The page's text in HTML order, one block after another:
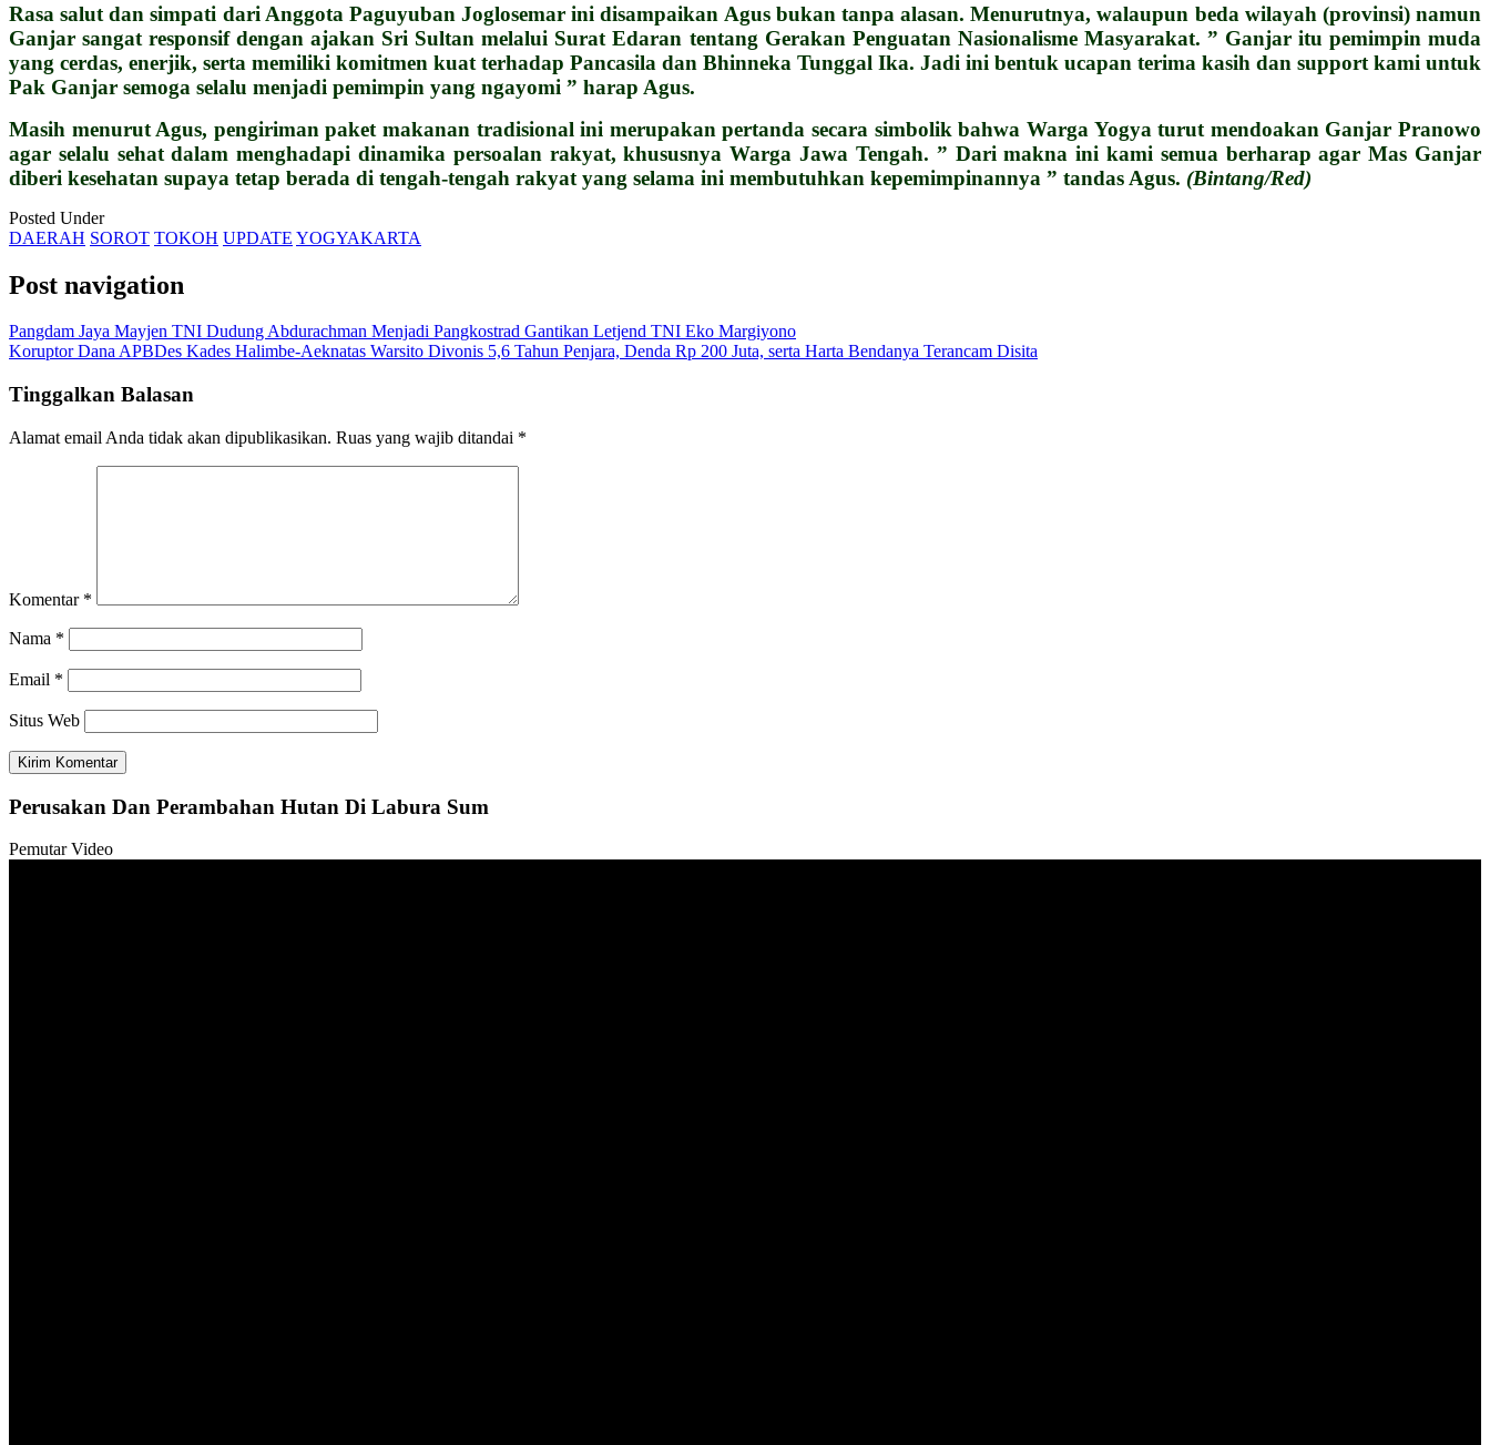
Rasa salut dan simpati dari Anggota Paguyuban Joglosemar ini disampaikan Agus bukan tanpa alasan. Menurutnya, walaupun beda wilayah (provinsi) namun
Ganjar sangat responsif dengan ajakan Sri Sultan melalui Surat Edaran tentang Gerakan Penguatan Nasionalisme Masyarakat. ” Ganjar itu pemimpin muda
yang cerdas, enerjik, serta memiliki komitmen kuat terhadap Pancasila dan Bhinneka Tunggal Ika. Jadi ini bentuk ucapan terima kasih dan support kami untuk
Pak Ganjar semoga selalu menjadi pemimpin yang ngayomi ” harap Agus.
Masih menurut Agus, pengiriman paket makanan tradisional ini merupakan pertanda secara simbolik bahwa Warga Yogya turut mendoakan Ganjar Pranowo
agar selalu sehat dalam menghadapi dinamika persoalan rakyat, khususnya Warga Jawa Tengah. ” Dari makna ini kami semua berharap agar Mas Ganjar
diberi kesehatan supaya tetap berada di tengah-tengah rakyat yang selama ini membutuhkan kepemimpinannya ” tandas Agus. (Bintang/Red)
Posted Under
DAERAH SOROT TOKOH UPDATE YOGYAKARTA
Post navigation
Pangdam Jaya Mayjen TNI Dudung Abdurachman Menjadi Pangkostrad Gantikan Letjend TNI Eko Margiyono
Koruptor Dana APBDes Kades Halimbe-Aeknatas Warsito Divonis 5,6 Tahun Penjara, Denda Rp 200 Juta, serta Harta Bendanya Terancam Disita
Tinggalkan Balasan
Alamat email Anda tidak akan dipublikasikan. Ruas yang wajib ditandai *
Komentar *
Nama *
Email *
Situs Web
Perusakan Dan Perambahan Hutan Di Labura Sum
Pemutar Video